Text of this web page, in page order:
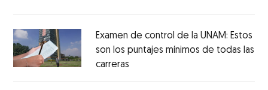
Examen de control de la UNAM: Estos
son los puntajes mínimos de todas las
carreras